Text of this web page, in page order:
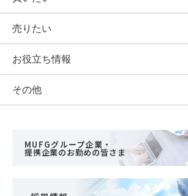
売りたい
お役立ち情報
その他
MUFGグループ企業・
提携企業のお勤めの皆さま